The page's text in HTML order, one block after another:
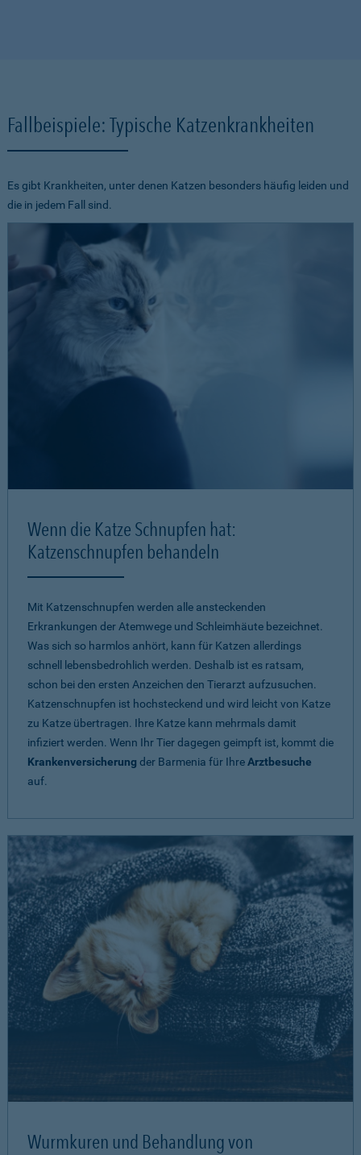
Fallbeispiele: Typische Katzenkrankheiten
Es gibt Krankheiten, unter denen Katzen besonders häufig leiden und
die in jedem Fall sind.
Wenn die Katze Schnupfen hat:
Katzenschnupfen behandeln
Mit Katzenschnupfen werden alle ansteckenden
Erkrankungen der Atemwege und Schleimhäute bezeichnet.
Was sich so harmlos anhört, kann für Katzen allerdings
schnell lebensbedrohlich werden. Deshalb ist es ratsam,
schon bei den ersten Anzeichen den Tierarzt aufzusuchen.
Katzenschnupfen ist hochsteckend und wird leicht von Katze
zu Katze übertragen. Ihre Katze kann mehrmals damit
infiziert werden. Wenn Ihr Tier dagegen geimpft ist, kommt die
Krankenversicherung der Barmenia für IhreArztbesuche
auf.
Wurmkuren und Behandlung von